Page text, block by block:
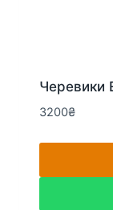
Черевики
3200₴